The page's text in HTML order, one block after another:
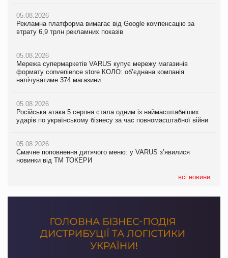
05.08.2026
Рекламна платформа вимагає від Google компенсацію за
втрату 6,9 трлн рекламних показів
05.08.2026
Мережа супермаркетів VARUS купує мережу магазинів
формату convenience store КОЛО: об’єднана компанія
налічуватиме 374 магазини
05.08.2026
Російська атака 5 серпня стала одним із наймасштабніших
ударів по українському бізнесу за час повномасштабної війни
05.08.2026
Смачне поповнення дитячого меню: у VARUS з’явилися
новинки від ТМ ТОКЕРИ
всі новини
05.08.2026
Російська атака 5 серпня стала одним із наймасштабніших
05.08.2026
Смачне поповнення дитячого меню: у VARUS з’явилися
новинки від ТМ ТОКЕРИ
05.08.2026
Сергій Лісунов про заморожені хлібобулочні вироби на
PrivateLabel&FMCG Master 2026
04.08.2026
Через атаку РФ у Дніпрі пошкоджено склад шоколаду
Millennium
05.08.2026
Рекламна платформа вимагає від Google компенсацію за
втрату 6,9 трлн рекламних показів
05.08.2026
Adidas витратила понад $1 млрд на маркетинг за квартал
продуктів